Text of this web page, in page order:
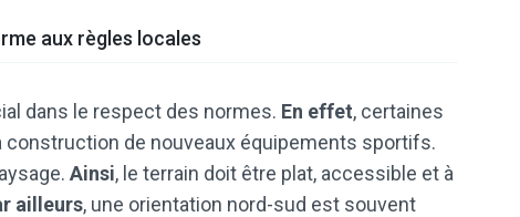
aux règles locales
dans le respect des normes. En effet, certaines
de nouveaux équipements sportifs.
Ainsi, le terrain doit être plat, accessible et à
ailleurs, une orientation nord-sud est souvent